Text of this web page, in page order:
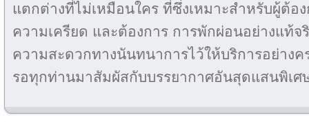
แตกต่างที่ไม่เหมือนใคร ที่ซึ่งเหมาะสำหรับผู้ต้อ
ความเครียด และต้องการ การพักผ่อนอย่างแท้จ
ความสะดวกทางนันทนาการไว้ให้บริการอย่าง
รอทุกท่านมาสัมผัสกับบรรยากาศอันสุดแสนพิเศ